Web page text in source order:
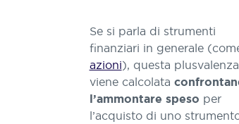
Se si parla di strumenti
finanziari in generale
azioni), questa plusvalenza
viene calcolata
l’ammontare speso per
l’acquisto di uno